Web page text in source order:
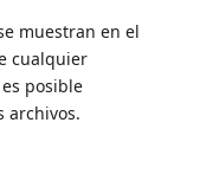
muestran en el
cualquier
posible
archivos.